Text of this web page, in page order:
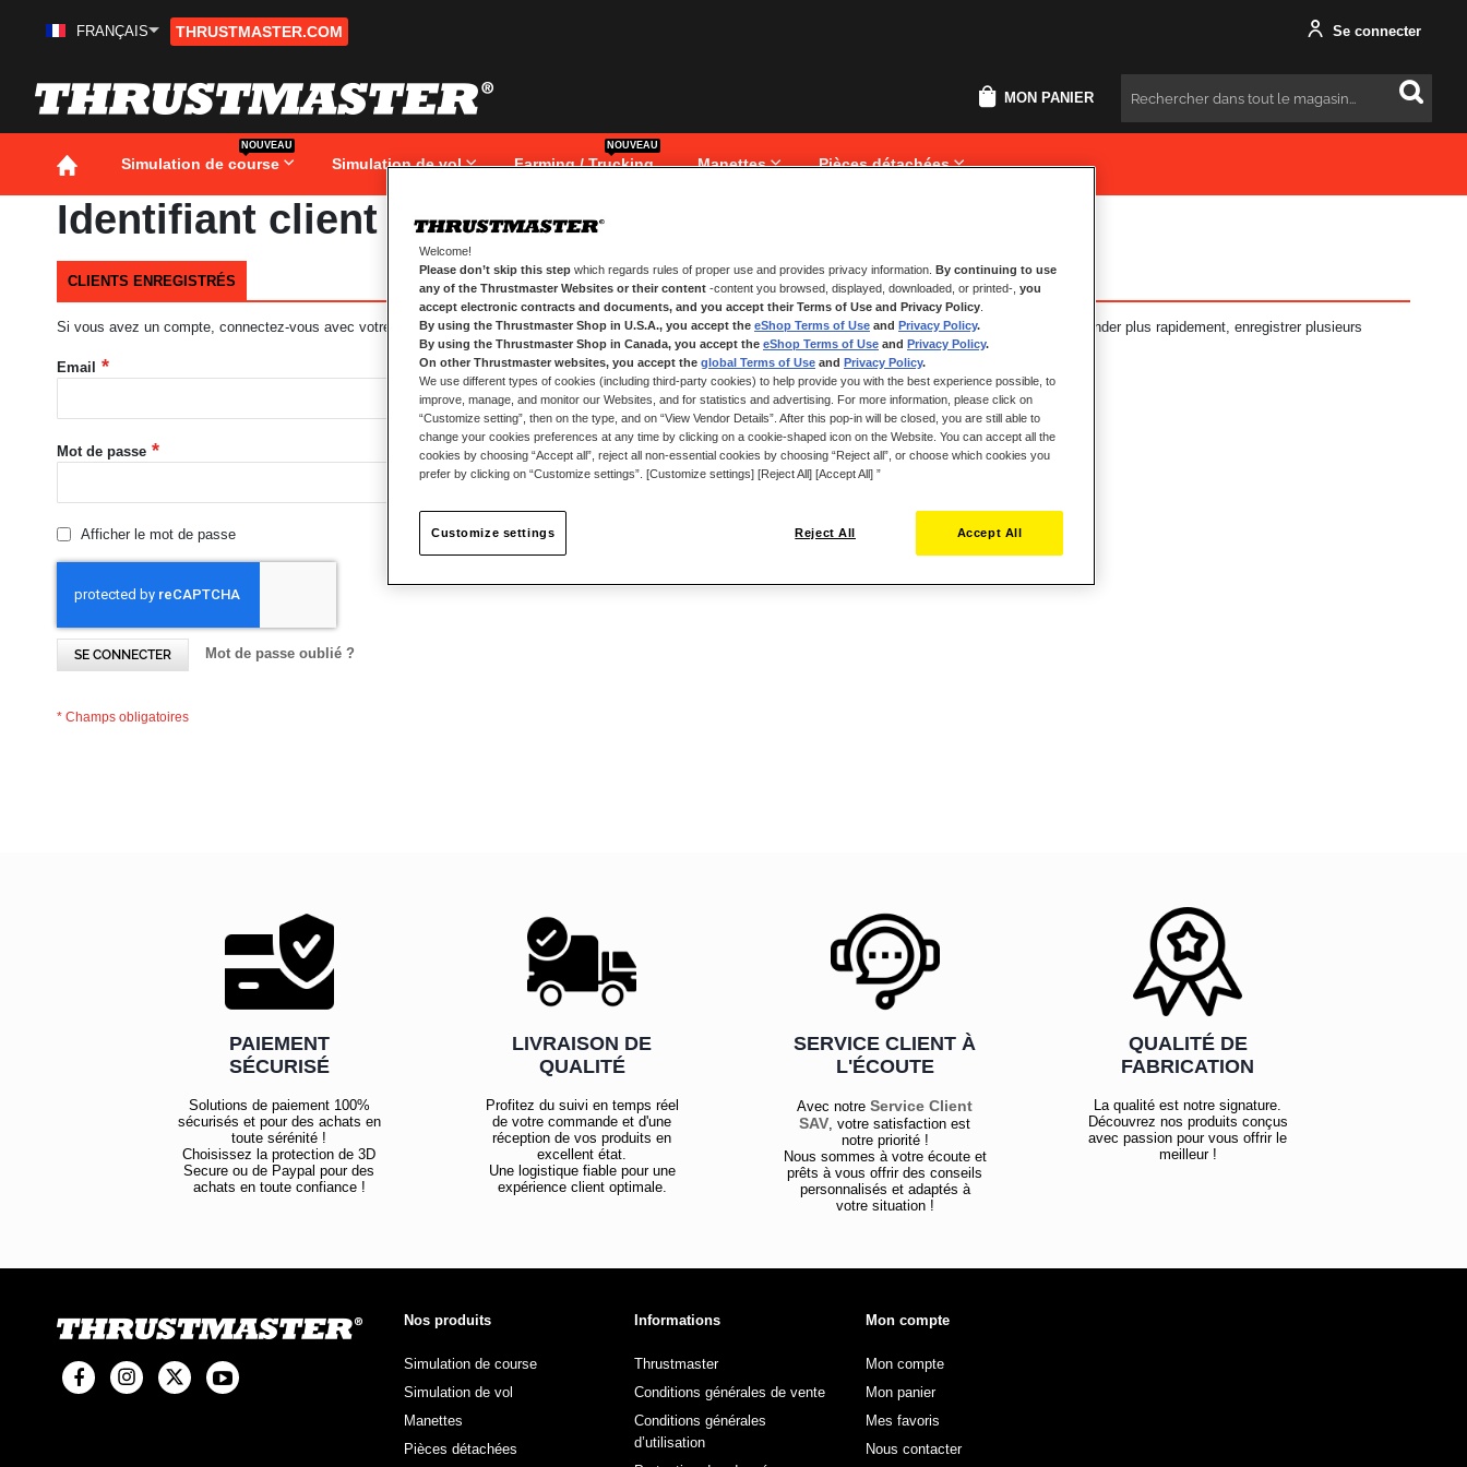
Aller
FRANÇAIS THRUSTMASTER.COM Se connecter
MON PANIER Rechercher
Simulation de course
NOUVEAU
Simulation de vol Farming / Trucking
NOUVEAU
Manettes Pièces détachées
Identifiant client
CLIENTS ENREGISTRÉS
Si vous avez un compte, connectez-vous avec votre adresse e-mail.
Email
Mot de passe
Afficher le mot de passe
SE CONNECTER Mot de passe oublié ?
NOUVEAUX CLIENTS
Créer un compte a de nombreux avantages : commander plus rapidement, enregistrer plusieurs
adresses, suivre vos commandes et plus encore.
CRÉER UN COMPTE
PAIEMENT
SÉCURISÉ
Solutions de paiement 100%
sécurisés et pour des achats en
toute sérénité !
Choisissez la protection de 3D
Secure ou de Paypal pour des
achats en toute confiance !
LIVRAISON DE
QUALITÉ
Profitez du suivi en temps réel
de votre commande et d'une
réception de vos produits en
excellent état.
Une logistique fiable pour une
expérience client optimale.
SERVICE CLIENT À
L'ÉCOUTE
Avec notreService Client
SAV , votre satisfaction est
notre priorité !
Nous sommes à votre écoute et
prêts à vous offrir des conseils
personnalisés et adaptés à
votre situation !
QUALITÉ DE
FABRICATION
La qualité est notre signature.
Découvrez nos produits conçus
avec passion pour vous offrir le
meilleur !
Nos produits
Simulation de course
Simulation de vol
Manettes
Pièces détachées
Informations
Thrustmaster
Conditions générales de vente
Conditions générales
d’utilisation
Mon compte
Mon compte
Mon panier
Mes favoris
Nous contacter
Welcome!
Please don’t skip this step which regards rules of proper use and provides privacy information.
By continuing to use
any of the Thrustmaster Websites or their content -content you browsed, displayed, downloaded, or printed-, you
accept electronic contracts and documents, and you accept their Terms of Use and Privacy Policy
By using the Thrustmaster Shop in U.S.A., you accept the eShop Terms of Use and Privacy Policy.
By using the Thrustmaster Shop in Canada, you accept the eShop Terms of Use and Privacy Policy.
On other Thrustmaster websites, you accept the global Terms of Use and Privacy Policy.
We use different types of cookies (including third-party cookies) to help provide you with the best experience possible, to
improve, manage, and monitor our Websites, and for statistics and advertising. For more information, please click on
“Customize setting”, then on the type, and on “View Vendor Details”. After this pop-in will be closed, you are still able to
change your cookies preferences at any time by clicking on a cookie-shaped icon on the Website. You can accept all the
cookies by choosing “Accept all”, reject all non-essential cookies by choosing “Reject all”, or choose which cookies you
prefer by clicking on “Customize settings”. [Customize settings] [Reject All] [Accept All] ”
Reject All Accept All
Customize settings